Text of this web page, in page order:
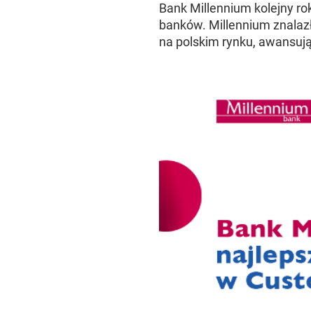
Bank Millennium kolejny
banków. Millennium
na polskim rynku,